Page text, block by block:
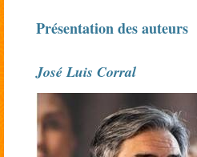
Présentation des auteurs
José Luis Corral